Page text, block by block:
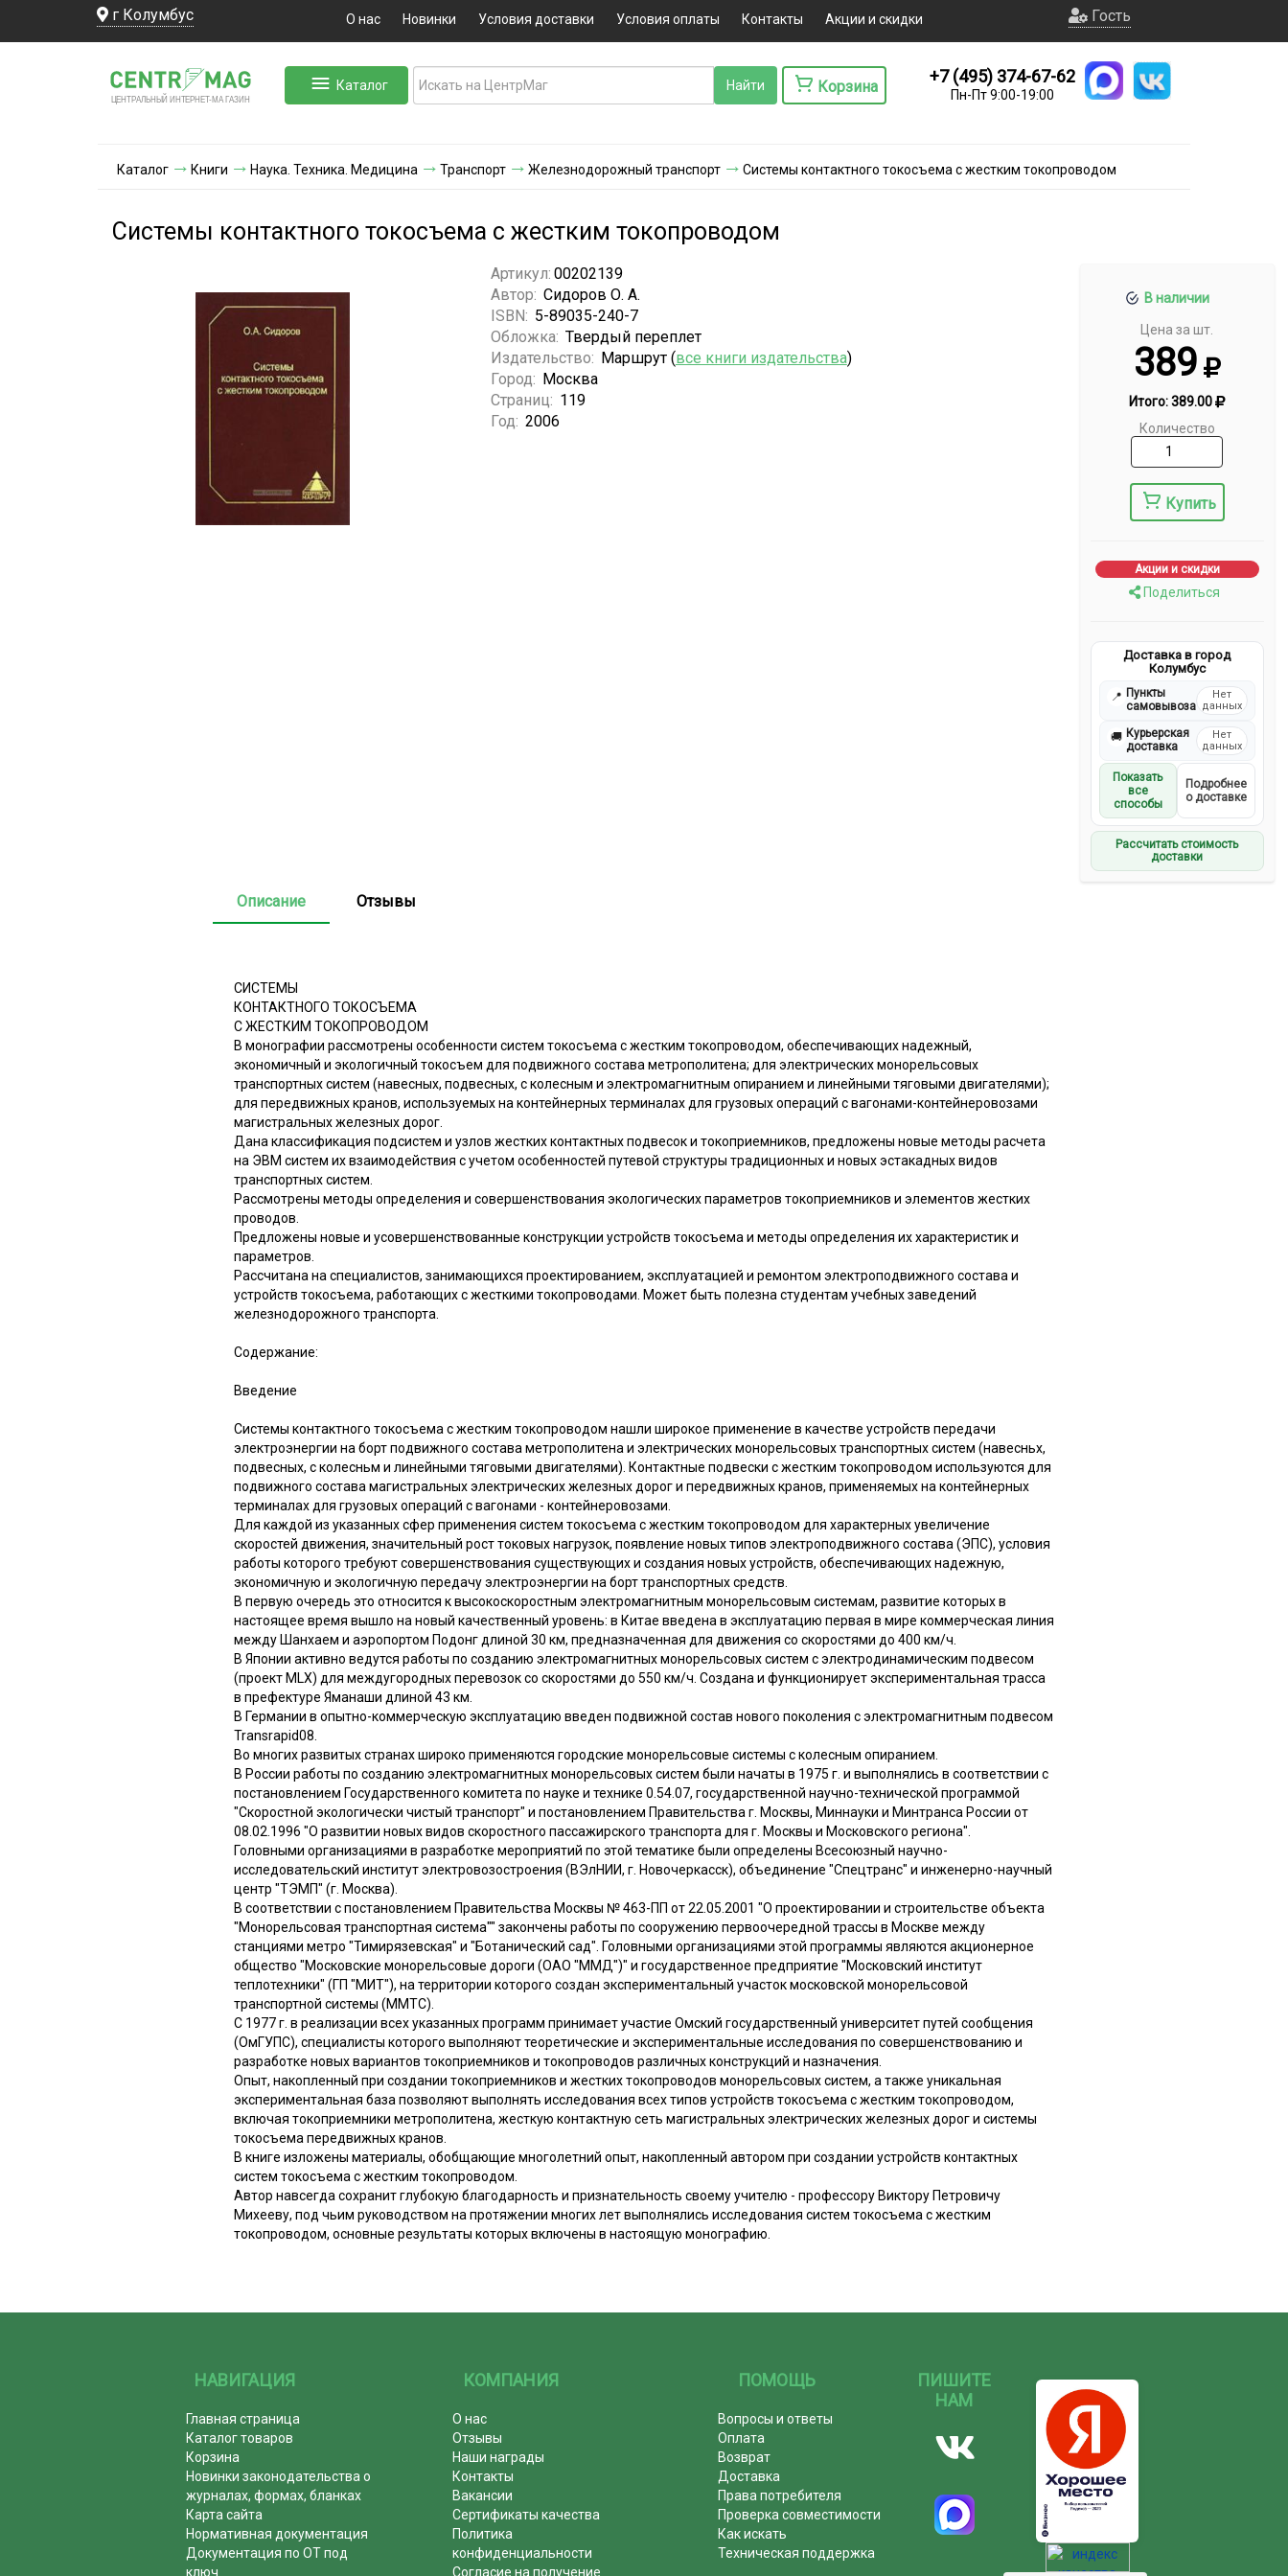
г Колумбус О нас Новинки Условия доставки Условия оплаты Контакты Акции и скидки Гость
ЦЕНТРАЛЬНЫЙ ИНТЕРНЕТ-МА ГАЗИН
Каталог Корзина
+7 (495) 374-67-62
Пн-Пт 9:00-19:00
Каталог Книги Наука. Техника. Медицина Транспорт Железнодорожный транспорт Системы контактного токосъема с жестким токопроводом
Системы контактного токосъема с жестким токопроводом
В наличии
Цена за шт.
389
Итого:389.00
Количество
Купить
Акции и скидки
Поделиться
Доставка в город
Колумбус
📍 Пункты
самовывоза
Нет
данных
🚚 Курьерская
доставка
Нет
данных
Показать
все
способы
Подробнее
о доставке
Рассчитать стоимость
доставки
Артикул: 00202139
Автор: Сидоров О. А.
ISBN: 5-89035-240-7
Обложка: Твердый переплет
Издательство: Маршрут (все книги издательства)
Город: Москва
Страниц: 119
Год: 2006
Описание Отзывы
СИСТЕМЫ
КОНТАКТНОГО ТОКОСЪЕМА
С ЖЕСТКИМ ТОКОПРОВОДОМ
В монографии рассмотрены особенности систем токосъема с жестким токопроводом, обеспечивающих надежный,
экономичный и экологичный токосъем для подвижного состава метрополитена; для электрических монорельсовых
транспортных систем (навесных, подвесных, с колесным и электромагнитным опиранием и линейными тяговыми двигателями);
для передвижных кранов, используемых на контейнерных терминалах для грузовых операций с вагонами-контейнеровозами
магистральных железных дорог.
Дана классификация подсистем и узлов жестких контактных подвесок и токоприемников, предложены новые методы расчета
на ЭВМ систем их взаимодействия с учетом особенностей путевой структуры традиционных и новых эстакадных видов
транспортных систем.
Рассмотрены методы определения и совершенствования экологических параметров токоприемников и элементов жестких
проводов.
Предложены новые и усовершенствованные конструкции устройств токосъема и методы определения их характеристик и
параметров.
Рассчитана на специалистов, занимающихся проектированием, эксплуатацией и ремонтом электроподвижного состава и
устройств токосъема, работающих с жесткими токопроводами. Может быть полезна студентам учебных заведений
железнодорожного транспорта.
Содержание:
Введение
Системы контактного токосъема с жестким токопроводом нашли широкое применение в качестве устройств передачи
электроэнергии на борт подвижного состава метрополитена и электрических монорельсовых транспортных систем (навесньх,
подвесных, с колесньм и линейными тяговыми двигателями). Контактные подвески с жестким токопроводом используются для
подвижного состава магистральных электрических железных дорог и передвижных кранов, применяемых на контейнерных
терминалах для грузовых операций с вагонами - контейнеровозами.
Для каждой из указанных сфер применения систем токосъема с жестким токопроводом для характерных увеличение
скоростей движения, значительный рост токовых нагрузок, появление новых типов электроподвижного состава (ЭПС), условия
работы которого требуют совершенствования существующих и создания новых устройств, обеспечивающих надежную,
экономичную и экологичную передачу электроэнергии на борт транспортных средств.
В первую очередь это относится к высокоскоростным электромагнитным монорельсовым системам, развитие которых в
настоящее время вышло на новый качественный уровень: в Китае введена в эксплуатацию первая в мире коммерческая линия
между Шанхаем и аэропортом Подонг длиной 30 км, предназначенная для движения со скоростями до 400 км/ч.
В Японии активно ведутся работы по созданию электромагнитных монорельсовых систем с электродинамическим подвесом
(проект MLX) для междугородных перевозок со скоростями до 550 км/ч. Создана и функционирует экспериментальная трасса
в префектуре Яманаши длиной 43 км.
В Германии в опытно-коммерческую эксплуатацию введен подвижной состав нового поколения с электромагнитным подвесом
Transrapid08.
Во многих развитых странах широко применяются городские монорельсовые системы с колесным опиранием.
В России работы по созданию электромагнитных монорельсовых систем были начаты в 1975 г. и выполнялись в соответствии с
постановлением Государственного комитета по науке и технике 0.54.07, государственной научно-технической программой
"Скоростной экологически чистый транспорт" и постановлением Правительства г. Москвы, Миннауки и Минтранса России от
08.02.1996 "О развитии новых видов скоростного пассажирского транспорта для г. Москвы и Московского региона".
Головными организациями в разработке мероприятий по этой тематике были определены Всесоюзный научно-
исследовательский институт электровозостроения (ВЭлНИИ, г. Новочеркасск), объединение "Спецтранс" и инженерно-научный
центр "ТЭМП" (г. Москва).
В соответствии с постановлением Правительства Москвы № 463-ПП от 22.05.2001 "О проектировании и строительстве объекта
"Монорельсовая транспортная система"" закончены работы по сооружению первоочередной трассы в Москве между
станциями метро "Тимирязевская" и "Ботанический сад". Головными организациями этой программы являются акционерное
общество "Московские монорельсовые дороги (ОАО "ММД")" и государственное предприятие "Московский институт
теплотехники" (ГП "МИТ"), на территории которого создан экспериментальный участок московской монорельсовой
транспортной системы (ММТС).
С 1977 г. в реализации всех указанных программ принимает участие Омский государственный университет путей сообщения
(ОмГУПС), специалисты которого выполняют теоретические и экспериментальные исследования по совершенствованию и
разработке новых вариантов токоприемников и токопроводов различных конструкций и назначения.
Опыт, накопленный при создании токоприемников и жестких токопроводов монорельсовых систем, а также уникальная
экспериментальная база позволяют выполнять исследования всех типов устройств токосъема с жестким токопроводом,
включая токоприемники метрополитена, жесткую контактную сеть магистральных электрических железных дорог и системы
токосъема передвижных кранов.
В книге изложены материалы, обобщающие многолетний опыт, накопленный автором при создании устройств контактных
систем токосъема с жестким токопроводом.
Автор навсегда сохранит глубокую благодарность и признательность своему учителю - профессору Виктору Петровичу
Михееву, под чьим руководством на протяжении многих лет выполнялись исследования систем токосъема с жестким
токопроводом, основные результаты которых включены в настоящую монографию.
НАВИГАЦИЯ
Главная страница
Каталог товаров
Корзина
Новинки законодательства о
журналах, формах, бланках
Карта сайта
Нормативная документация
Документация по ОТ под
ключ
КОМПАНИЯ
О нас
Отзывы
Наши награды
Контакты
Вакансии
Сертификаты качества
Политика
конфиденциальности
Согласие на получение
ПОМОЩЬ
Вопросы и ответы
Оплата
Возврат
Доставка
Права потребителя
Проверка совместимости
Как искать
Техническая поддержка
ПИШИТЕ
НАМ